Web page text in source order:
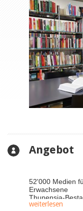
Angebot
52'000 Medien
Erwachsene
Thunensia-
Verbundkatalog:
weiterlesen